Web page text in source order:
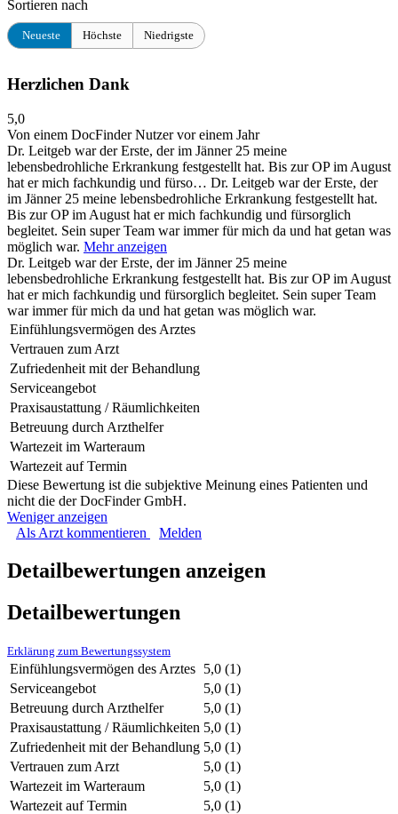
Sortieren nach
Neueste Höchste Niedrigste
Herzlichen Dank
5,0
Von einem DocFinder Nutzervor einem Jahr
Dr. Leitgeb war der Erste, der im Jänner 25 meine
lebensbedrohliche Erkrankung festgestellt hat. Bis zur OP im August
hat er mich fachkundig und fürso… Dr. Leitgeb war der Erste, der
im Jänner 25 meine lebensbedrohliche Erkrankung festgestellt hat.
Bis zur OP im August hat er mich fachkundig und fürsorglich
begleitet. Sein super Team war immer für mich da und hat getan was
möglich war. Mehr anzeigen
Dr. Leitgeb war der Erste, der im Jänner 25 meine
lebensbedrohliche Erkrankung festgestellt hat. Bis zur OP im August
hat er mich fachkundig und fürsorglich begleitet. Sein super Team
war immer für mich da und hat getan was möglich war.
Einfühlungsvermögen des Arztes
Vertrauen zum Arzt
Zufriedenheit mit der Behandlung
Serviceangebot
Praxisaustattung / Räumlichkeiten
Betreuung durch Arzthelfer
Wartezeit im Warteraum
Wartezeit auf Termin
Diese Bewertung ist die subjektive Meinung eines Patienten und
nicht die der DocFinder GmbH.
Weniger anzeigen
Als Arzt kommentieren
Melden
Detailbewertungen anzeigen
Detailbewertungen
Erklärung zum Bewertungssystem
Einfühlungsvermögen des Arztes 5,0 (1)
Serviceangebot
5,0 (1)
Betreuung durch Arzthelfer
5,0 (1)
Praxisaustattung / Räumlichkeiten 5,0 (1)
Zufriedenheit mit der Behandlung 5,0 (1)
Vertrauen zum Arzt
5,0 (1)
Wartezeit im Warteraum
5,0 (1)
Wartezeit auf Termin
5,0 (1)